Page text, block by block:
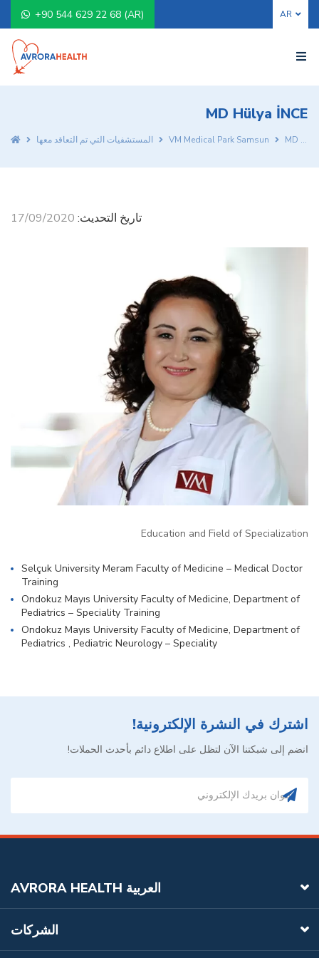
+90 544 629 22 68 (AR)
MD Hülya İNCE
المستشفيات التي تم التعاقد معها VM Medical Park Samsun MD Hülya İNCE
تاريخ التحديث: 17/09/2020
Education and Field of Specialization
Selçuk University Meram Faculty of Medicine – Medical Doctor
Training
Ondokuz Mayıs University Faculty of Medicine, Department of
Pediatrics – Speciality Training
Ondokuz Mayıs University Faculty of Medicine, Department of
Pediatrics , Pediatric Neurology – Speciality
اشترك في النشرة الإلكترونية!
انضم إلى شبكتنا الآن لتظل على اطلاع دائم بأحدث الحملات!
AVRORA HEALTH العربية
الشركات